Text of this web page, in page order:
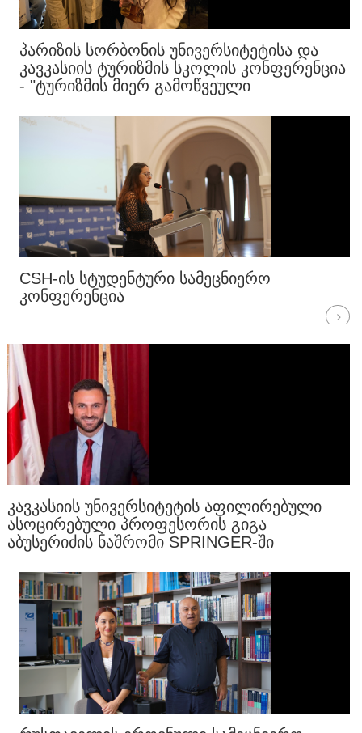
ᲞᲐᲠᲘᲖᲘᲡ ᲡᲝᲠᲑᲝᲜᲘᲡ ᲣᲜᲘᲕᲔᲠᲡᲘᲢᲔᲢᲘᲡᲐ ᲓᲐ
ᲙᲐᲕᲙᲐᲡᲘᲘᲡ ᲢᲣᲠᲘᲖᲛᲘᲡ ᲡᲙᲝᲚᲘᲡ ᲙᲝᲜᲤᲔᲠᲔᲜᲪᲘᲐ
- "ᲢᲣᲠᲘᲖᲛᲘᲡ ᲛᲘᲔᲠ ᲒᲐᲛᲝᲬᲕᲔᲣᲚᲘ
- ᲡᲐᲥᲐᲠᲗᲕᲔᲚᲝᲡ ᲨᲔᲛᲗᲮᲕᲔᲕᲐ"
CSH-ᲘᲡ ᲡᲢᲣᲓᲔᲜᲢᲣᲠᲘ ᲡᲐᲛᲔᲪᲜᲘᲔᲠᲝ
ᲙᲝᲜᲤᲔᲠᲔᲜᲪᲘᲐ
ᲙᲐᲕᲙᲐᲡᲘᲘᲡ ᲣᲜᲘᲕᲔᲠᲡᲘᲢᲔᲢᲘᲡ ᲐᲤᲘᲚᲘᲠᲔᲑᲣᲚᲘ
ᲐᲡᲝᲪᲘᲠᲔᲑᲣᲚᲘ ᲞᲠᲝᲤᲔᲡᲝᲠᲘᲡ ᲒᲘᲒᲐ
ᲐᲑᲣᲡᲔᲠᲘᲫᲘᲡ ᲜᲐᲨᲠᲝᲛᲘ SPRINGER-ᲨᲘ